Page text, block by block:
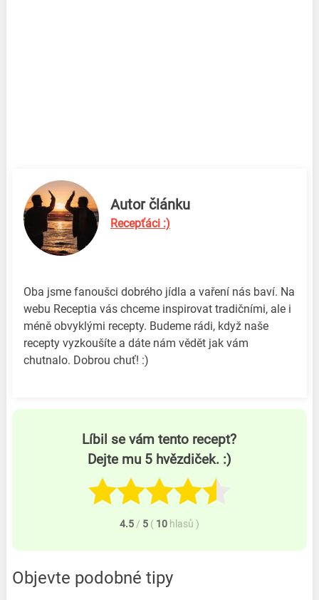
Autor článku
Recepťáci :)
Oba jsme fanoušci dobrého jídla a vaření nás baví. Na
webu Receptia vás chceme inspirovat tradičními, ale i
méně obvyklými recepty. Budeme rádi, když naše
recepty vyzkoušíte a dáte nám vědět jak vám
chutnalo. Dobrou chuť! :)
Líbil se vám tento recept?
Dejte mu 5 hvězdiček. :)
4.5 / 5 ( 10 hlasů )
Objevte podobné tipy